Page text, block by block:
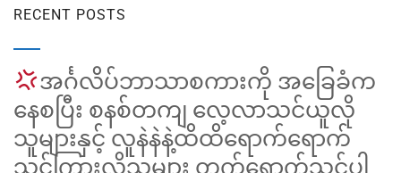
RECENT POSTS
အင်္ဂလိပ်ဘာသာစကားကို အခြေခံက
နေစပြီး စနစ်တကျ လေ့လာသင်ယူလို
သူများနှင့် လူနဲနဲနဲ့ထိထိရောက်ရောက်
သင်ကြားလိုသူများ တက်ရောက်သင့်ပါ